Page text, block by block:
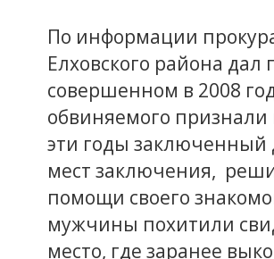
По информации
Елховского района
совершенном в 2008
обвиняемого
эти годы заключенный
мест заключения,
помощи своего
мужчины похитили
место, где заранее